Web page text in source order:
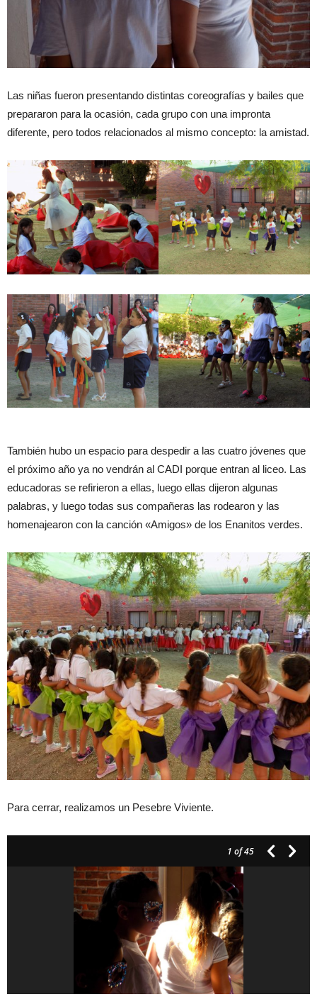
Las niñas fueron presentando distintas coreografías y bailes que
prepararon para la ocasión, cada grupo con una impronta
diferente, pero todos relacionados al mismo concepto: la amistad.
También hubo un espacio para despedir a las cuatro jóvenes que
el próximo año ya no vendrán al CADI porque entran al liceo. Las
educadoras se refirieron a ellas, luego ellas dijeron algunas
palabras, y luego todas sus compañeras las rodearon y las
homenajearon con la canción «Amigos» de los Enanitos verdes.
Para cerrar, realizamos un Pesebre Viviente.
1 of 45